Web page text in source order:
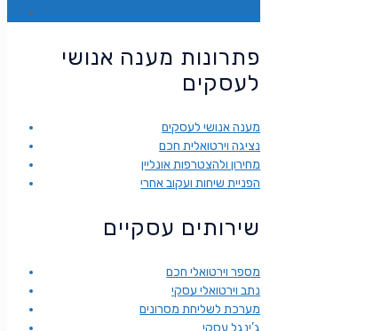
פתרונות מענה אנושי
לעסקים
מענה אנושי לעסקים
נציגה וירטואלית חכם
מחירון ולהצטרפות אונליין
הפניית שיחות ועקוב אחרי
שירותים עסקיים
מספר וירטואלי חכם
נתב וירטואלי עסקי
מערכת לשליחת מסרונים
ג’ינגל עסקי